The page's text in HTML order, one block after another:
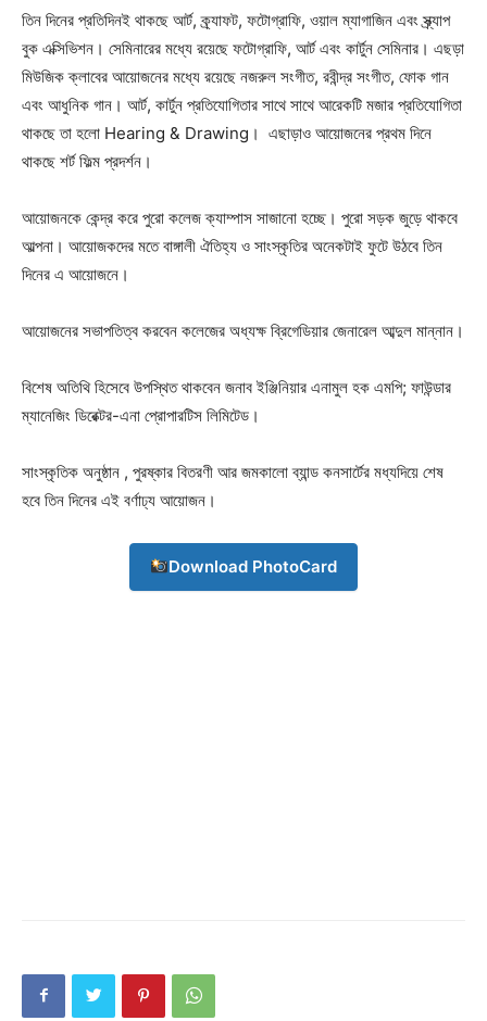
My account
তিন দিনের প্রতিদিনই থাকছে আর্ট, ক্র্যাফট, ফটোগ্রাফি, ওয়াল ম্যাগাজিন এবং স্ক্র্যাপ
বুক এক্সিভিশন। সেমিনারের মধ্যে রয়েছে ফটোগ্রাফি, আর্ট এবং কার্টুন সেমিনার। এছড়া
মিউজিক ক্লাবের আয়োজনের মধ্যে রয়েছে নজরুল সংগীত, রবীন্দ্র সংগীত, ফোক গান
এবং আধুনিক গান। আর্ট, কার্টুন প্রতিযোগিতার সাথে সাথে আরেকটি মজার প্রতিযোগিতা
থাকছে তা হলো Hearing & Drawing। এছাড়াও আয়োজনের প্রথম দিনে
থাকছে শর্ট ফিল্ম প্রদর্শন।
আয়োজনকে কেন্দ্র করে পুরো কলেজ ক্যাম্পাস সাজানো হচ্ছে। পুরো সড়ক জুড়ে থাকবে
আল্পনা। আয়োজকদের মতে বাঙ্গালী ঐতিহ্য ও সাংস্কৃতির অনেকটাই ফুটে উঠবে তিন
দিনের এ আয়োজনে।
আয়োজনের সভাপতিত্ব করবেন কলেজের অধ্যক্ষ ব্রিগেডিয়ার জেনারেল আব্দুল মান্নান।
বিশেষ অতিথি হিসেবে উপস্থিত থাকবেন জনাব ইঞ্জিনিয়ার এনামুল হক এমপি; ফাউন্ডার
ম্যানেজিং ডিরেক্টর-এনা প্রোপারটিস লিমিটেড।
সাংস্কৃতিক অনুষ্ঠান , পুরষ্কার বিতরণী আর জমকালো ব্যান্ড কনসার্টের মধ্যদিয়ে শেষ
হবে তিন দিনের এই বর্ণাঢ্য আয়োজন।
Download PhotoCard